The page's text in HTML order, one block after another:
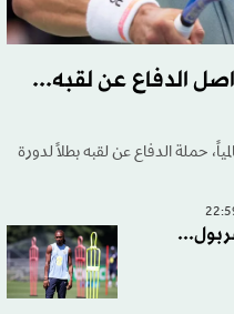
الدفاع عن لقبه...
حملة الدفاع عن لقبه بطلاً لدورة